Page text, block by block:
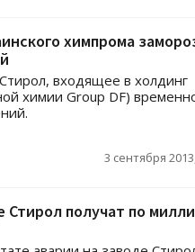
химпрома
входящее в холдинг
химии Group DF)
3 сентября
Стирол получат по